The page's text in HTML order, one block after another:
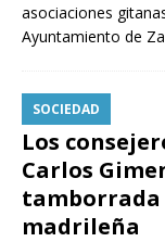
asociaciones
Ayuntamiento de
SOCIEDAD
Los
Carlos
tamborrada
madrileña